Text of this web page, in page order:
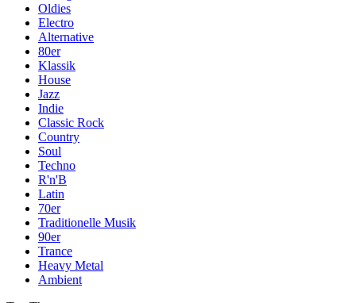
Oldies
Electro
Alternative
80er
Klassik
House
Jazz
Indie
Classic Rock
Country
Soul
Techno
R'n'B
Latin
70er
Traditionelle Musik
90er
Trance
Heavy Metal
Ambient